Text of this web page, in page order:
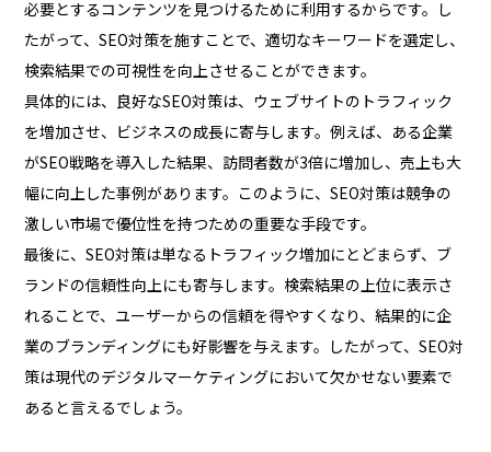
必要とするコンテンツを見つけるために利用するからです。し
たがって、SEO対策を施すことで、適切なキーワードを選定し、
検索結果での可視性を向上させることができます。
具体的には、良好なSEO対策は、ウェブサイトのトラフィック
を増加させ、ビジネスの成長に寄与します。例えば、ある企業
がSEO戦略を導入した結果、訪問者数が3倍に増加し、売上も大
幅に向上した事例があります。このように、SEO対策は競争の
激しい市場で優位性を持つための重要な手段です。
最後に、SEO対策は単なるトラフィック増加にとどまらず、ブ
ランドの信頼性向上にも寄与します。検索結果の上位に表示さ
れることで、ユーザーからの信頼を得やすくなり、結果的に企
業のブランディングにも好影響を与えます。したがって、SEO対
策は現代のデジタルマーケティングにおいて欠かせない要素で
あると言えるでしょう。